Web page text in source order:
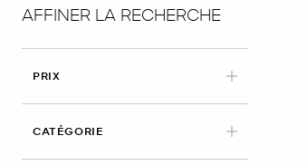
AFFINER LA RECHERCHE
PRIX
CATÉGORIE